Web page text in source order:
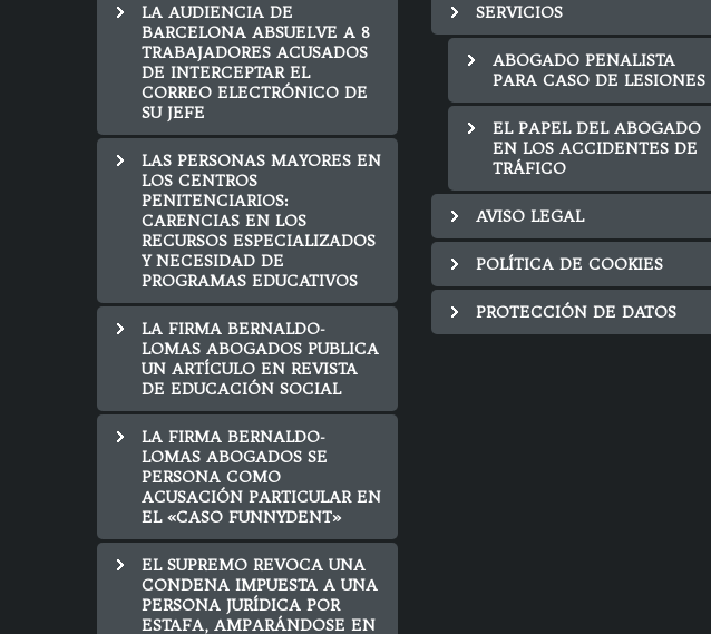
LA AUDIENCIA DE
BARCELONA ABSUELVE A 8
TRABAJADORES ACUSADOS
DE INTERCEPTAR EL
CORREO ELECTRÓNICO DE
SU JEFE
LAS PERSONAS MAYORES EN
LOS CENTROS
PENITENCIARIOS:
CARENCIAS EN LOS
RECURSOS ESPECIALIZADOS
Y NECESIDAD DE
PROGRAMAS EDUCATIVOS
LA FIRMA BERNALDO-
LOMAS ABOGADOS PUBLICA
UN ARTÍCULO EN REVISTA
DE EDUCACIÓN SOCIAL
LA FIRMA BERNALDO-
LOMAS ABOGADOS SE
PERSONA COMO
ACUSACIÓN PARTICULAR EN
EL «CASO FUNNYDENT»
EL SUPREMO REVOCA UNA
CONDENA IMPUESTA A UNA
PERSONA JURÍDICA POR
ESTAFA, AMPARÁNDOSE EN
SERVICIOS
ABOGADO PENALISTA
PARA CASO DE LESIONES
EL PAPEL DEL ABOGADO
EN LOS ACCIDENTES DE
TRÁFICO
AVISO LEGAL
POLÍTICA DE COOKIES
PROTECCIÓN DE DATOS